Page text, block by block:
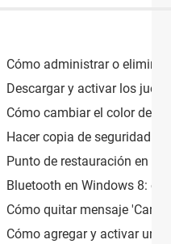
Cómo administrar o eliminar
Descargar y activar los
Cómo cambiar el color de
Hacer copia de seguridad
Punto de restauración en
Bluetooth en Windows 8:
Cómo quitar mensaje
Cómo agregar y activar una